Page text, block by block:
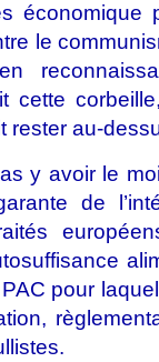
économique
le
cette
rester au-
y avoir le
de
pour